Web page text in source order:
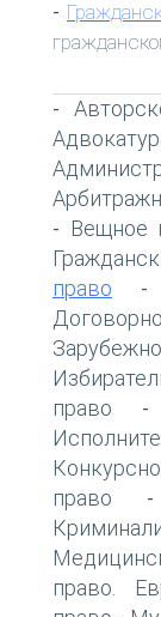
-
-
- Вещное
право
право
право
право.